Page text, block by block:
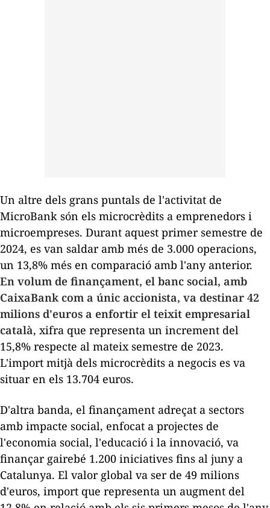
Un altre dels grans puntals de l'activitat de
MicroBank són els microcrèdits a emprenedors i
microempreses. Durant aquest primer semestre de
2024, es van saldar amb més de 3.000 operacions,
un 13,8% més en comparació amb l'any anterior.
En volum de finançament, el banc social, amb
CaixaBank com a únic accionista, va destinar 42
milions d'euros a enfortir el teixit empresarial
català, xifra que representa un increment del
15,8% respecte al mateix semestre de 2023.
L'import mitjà dels microcrèdits a negocis es va
situar en els 13.704 euros.
D'altra banda, el finançament adreçat a sectors
amb impacte social, enfocat a projectes de
l'economia social, l'educació i la innovació, va
finançar gairebé 1.200 iniciatives fins al juny a
Catalunya. El valor global va ser de 49 milions
d'euros, import que representa un augment del